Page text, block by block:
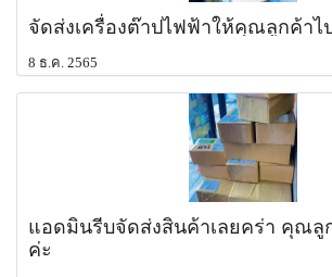
จัดส่งเครื่องต๊าปไฟฟ้าให้คุณลูกค้าไ
8 ธ.ค. 2565
แอดมินรีบจัดส่งสินค้าเลยคร่า คุณลู
ค่ะ